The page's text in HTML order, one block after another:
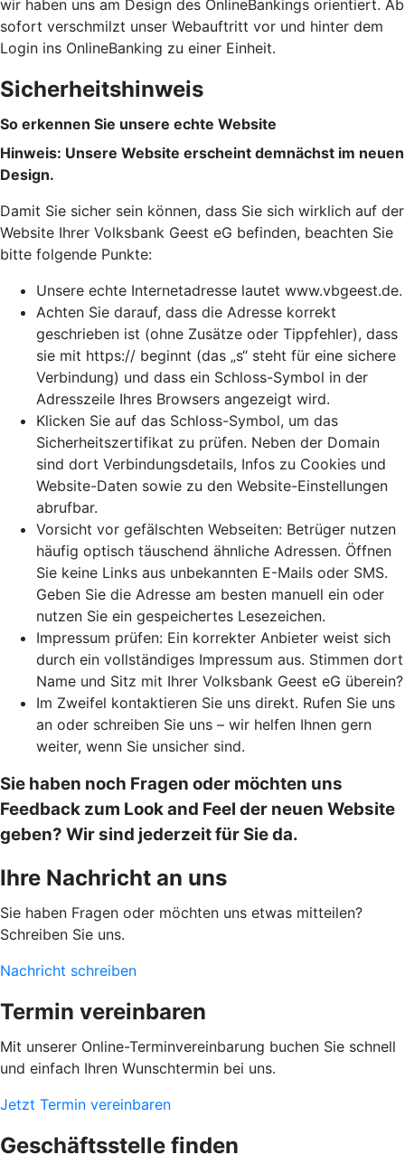
wir haben uns am Design des OnlineBankings orientiert. Ab
sofort verschmilzt unser Webauftritt vor und hinter dem
Login ins OnlineBanking zu einer Einheit.
Sicherheitshinweis
So erkennen Sie unsere echte Website
Hinweis: Unsere Website erscheint demnächst im neuen
Design.
Damit Sie sicher sein können, dass Sie sich wirklich auf der
Website Ihrer Volksbank Geest eG befinden, beachten Sie
bitte folgende Punkte:
Unsere echte Internetadresse lautet www.vbgeest.de.
Achten Sie darauf, dass die Adresse korrekt
geschrieben ist (ohne Zusätze oder Tippfehler), dass
sie mit https:// beginnt (das „s“ steht für eine sichere
Verbindung) und dass ein Schloss-Symbol in der
Adresszeile Ihres Browsers angezeigt wird.
Klicken Sie auf das Schloss-Symbol, um das
Sicherheitszertifikat zu prüfen. Neben der Domain
sind dort Verbindungsdetails, Infos zu Cookies und
Website-Daten sowie zu den Website-Einstellungen
abrufbar.
Vorsicht vor gefälschten Webseiten: Betrüger nutzen
häufig optisch täuschend ähnliche Adressen. Öffnen
Sie keine Links aus unbekannten E-Mails oder SMS.
Geben Sie die Adresse am besten manuell ein oder
nutzen Sie ein gespeichertes Lesezeichen.
Impressum prüfen: Ein korrekter Anbieter weist sich
durch ein vollständiges Impressum aus. Stimmen dort
Name und Sitz mit Ihrer Volksbank Geest eG überein?
Im Zweifel kontaktieren Sie uns direkt. Rufen Sie uns
an oder schreiben Sie uns – wir helfen Ihnen gern
weiter, wenn Sie unsicher sind.
Sie haben noch Fragen oder möchten uns
Feedback zum Look and Feel der neuen Website
geben? Wir sind jederzeit für Sie da.
Ihre Nachricht an uns
Sie haben Fragen oder möchten uns etwas mitteilen?
Schreiben Sie uns.
Nachricht schreiben
Termin vereinbaren
Mit unserer Online-Terminvereinbarung buchen Sie schnell
und einfach Ihren Wunschtermin bei uns.
Jetzt Termin vereinbaren
Geschäftsstelle finden